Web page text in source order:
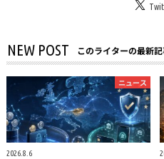
NEW POST このライターの最新
ニュース
2026.8.6